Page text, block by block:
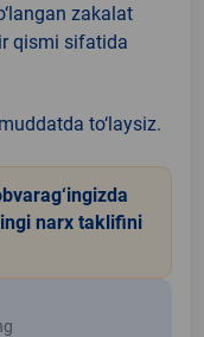
zakalat
qismi sifatida
to‘laysiz.
narx taklifini